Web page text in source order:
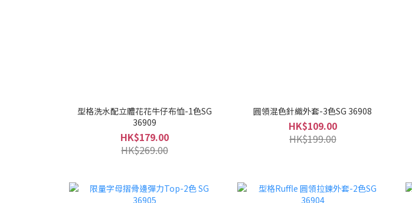
型格洗水配立體花花牛仔布恤-1色SG
36909
HK$179.00
HK$269.00
圓領混色針織外套-3色SG 36908
HK$109.00
HK$199.00